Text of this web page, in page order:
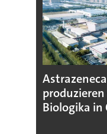
Biologika in